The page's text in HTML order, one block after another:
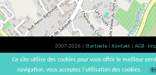
2007-2026 | Startseite Kontakt
AGB -
Der Verzehr von Alkohol ist gesundheitsschädlich, Verzehr
vinsnaturels | v3.12
Ce site utilise des cookies pour vous offrir le meilleur
navigation, vous acceptez l’utilisation des cookies.